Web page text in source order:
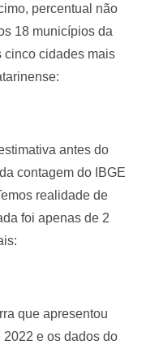
percentual não
18 municípios da
cinco cidades mais
antes do
contagem do IBGE
realidade de
foi apenas de 2
que apresentou
e os dados do